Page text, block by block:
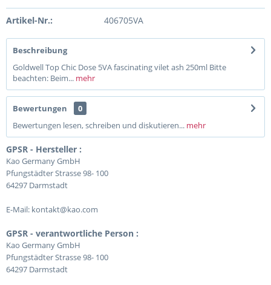
Artikel-Nr.: 406705VA
Beschreibung
Goldwell Top Chic Dose 5VA fascinating vilet ash 250ml Bitte
beachten: Beim... mehr
Bewertungen
0
Bewertungen lesen, schreiben und diskutieren... mehr
GPSR - Hersteller :
Kao Germany GmbH
Pfungstädter Strasse 98- 100
64297 Darmstadt
E-Mail: kontakt@kao.com
GPSR - verantwortliche Person :
Kao Germany GmbH
Pfungstädter Strasse 98- 100
64297 Darmstadt